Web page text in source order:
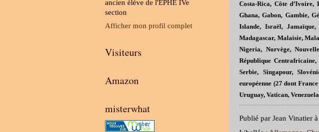
Costa-Rica, Côte
Ghana, Gabon, Gambie,
Islande, Israël,
Madagascar, Malaisie,
Nigeria, Norvège,
République
Serbie, Singapour,
européenne (27 dont
Uruguay, Vatican,
Publié par Jean Vinatier à
ancien élève de l'EPHE IVe
section
Afficher mon profil complet
Visiteurs
Amazon
misterwhat